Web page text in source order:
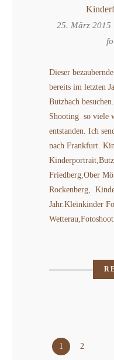
25. März
Dieser
bereits im letzten
Butzbach
Shooting so viele
entstanden. Ich
nach Frankfurt.
Friedberg,Ober
Rockenberg,
Jahr.Kleinkinder
1 2